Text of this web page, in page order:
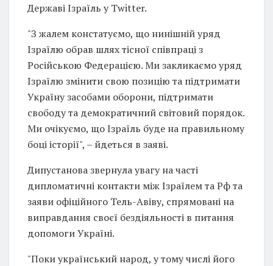
Державі Ізраїль у Twitter.
"З жалем констатуємо, що нинішній уряд
Ізраїлю обрав шлях тісної співпраці з
Російською Федерацією. Ми закликаємо уряд
Ізраїлю змінити свою позицію та підтримати
Україну засобами оборони, підтримати
свободу та демократичний світовий порядок.
Ми очікуємо, що Ізраїль буде на правильному
боці історії", – йдеться в заяві.
Дипустанова звернула увагу на часті
дипломатичні контакти між Ізраїлем та Рф та
заяви офіційного Тель-Авіву, спрямовані на
виправдання своєї бездіяльності в питання
допомоги Україні.
"Поки український народ, у тому числі його